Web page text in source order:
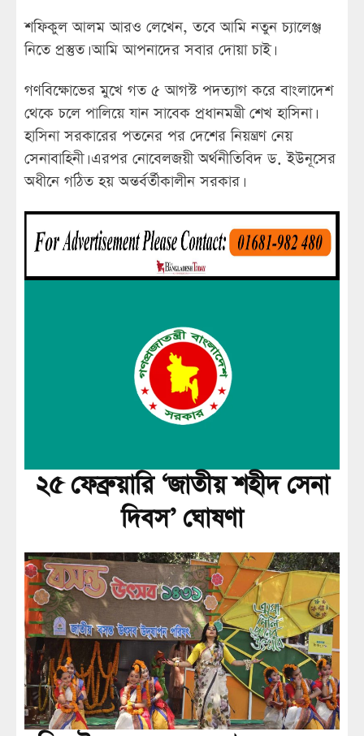
শফিকুল আলম আরও লেখেন, তবে আমি নতুন চ্যালেঞ্জ
নিতে প্রস্তুত। আমি আপনাদের সবার দোয়া চাই।
গণবিক্ষোভের মুখে গত ৫ আগস্ট পদত্যাগ করে বাংলাদেশ
থেকে চলে পালিয়ে যান সাবেক প্রধানমন্ত্রী শেখ হাসিনা।
হাসিনা সরকারের পতনের পর দেশের নিয়ন্ত্রণ নেয়
সেনাবাহিনী। এরপর নোবেলজয়ী অর্থনীতিবিদ ড. ইউনূসের
অধীনে গঠিত হয় অন্তর্বর্তীকালীন সরকার।
২৫ ফেব্রুয়ারি ‘জাতীয় শহীদ সেনা
দিবস’ ঘোষণা